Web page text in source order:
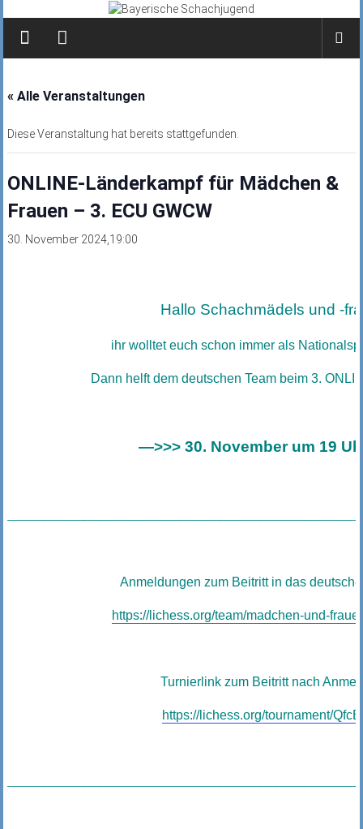
springen
« Alle Veranstaltungen
Diese Veranstaltung hat bereits stattgefunden.
ONLINE-Länderkampf für Mädchen &
Frauen – 3. ECU GWCW
30. November 2024,19:00
Hallo Schachmädels und -
ihr wolltet euch schon immer als
Dann helft dem deutschen Team beim 3.
—>>> 30. November um 19
Anmeldungen zum Beitritt in das
https://lichess.org/team/madchen-und-
Turnierlink zum Beitritt nach
https://lichess.org/tournament/